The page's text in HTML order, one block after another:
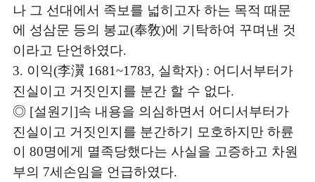
나 그 선대에서 족보를 넓히고자 하는 목적 때문
에 성삼문 등의 봉교(奉敎)에 기탁하여 꾸며낸 것
이라고 단언하였다.
3. 이익(李瀷 1681~1783, 실학자) : 어디서부터가
진실이고 거짓인지를 분간 할 수 없다.
◎ [설원기]속 내용을 의심하면서 어디서부터가
진실이고 거짓인지를 분간하기 모호하지만 하륜
이 80명에게 멸족당했다는 사실을 고증하고 차원
부의 7세손임을 언급하였다.